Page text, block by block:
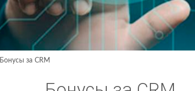
Бонусы за CRM